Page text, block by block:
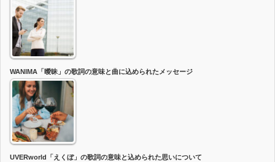
WANIMA「曖昧」の歌詞の意味と曲に込められたメッセージ
UVERworld「えくぼ」の歌詞の意味と込められた思いについて